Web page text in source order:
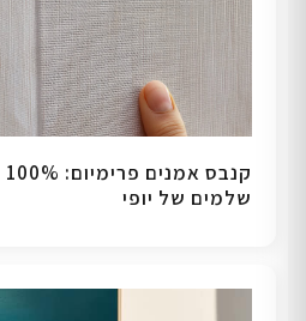
שלמים של יופי